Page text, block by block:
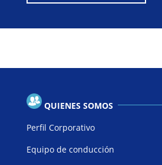
QUIENES SOMOS
Perfil Corporativo
Equipo de conducción